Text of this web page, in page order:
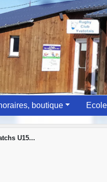
boutique
U15...